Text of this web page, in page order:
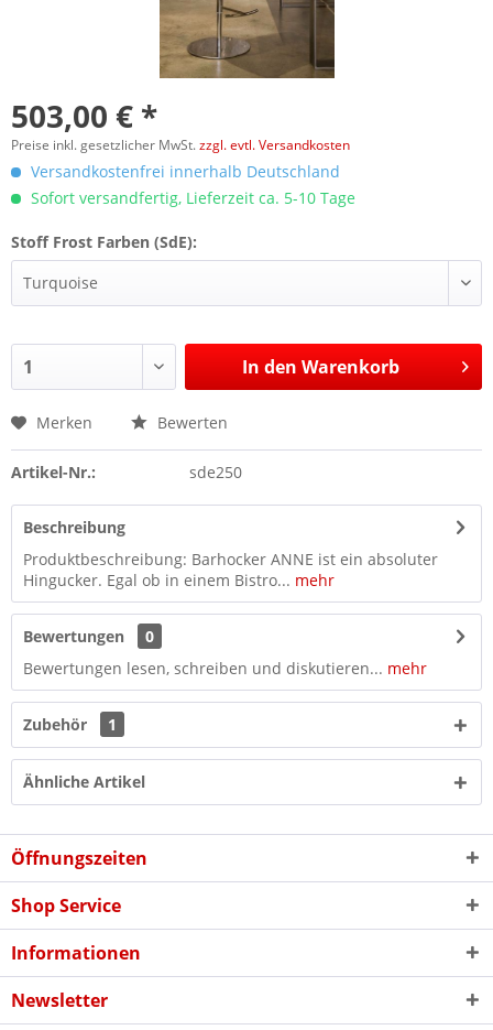
503,00 € *
Preise inkl. gesetzlicher MwSt.zzgl. evtl. Versandkosten
Versandkostenfrei innerhalb Deutschland
Sofort versandfertig, Lieferzeit ca. 5-10 Tage
Stoff Frost Farben (SdE):
In den Warenkorb
Merken Bewerten
Artikel-Nr.: sde250
Beschreibung
Produktbeschreibung: Barhocker ANNE ist ein absoluter
Hingucker. Egal ob in einem Bistro... mehr
Bewertungen
0
Bewertungen lesen, schreiben und diskutieren... mehr
Zubehör 1
Ähnliche Artikel
Öffnungszeiten
Shop Service
Informationen
Newsletter